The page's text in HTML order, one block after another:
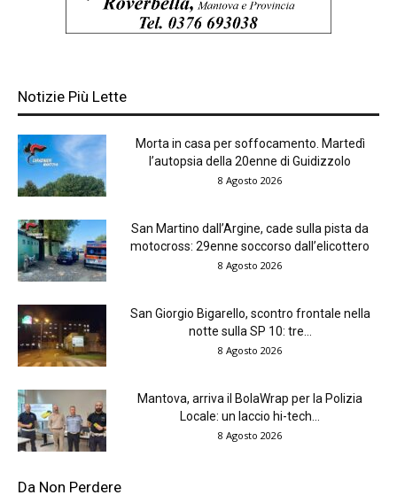
Notizie Più Lette
Morta in casa per soffocamento. Martedì
l’autopsia della 20enne di Guidizzolo
8 Agosto 2026
San Martino dall’Argine, cade sulla pista da
motocross: 29enne soccorso dall’elicottero
8 Agosto 2026
San Giorgio Bigarello, scontro frontale nella
notte sulla SP 10: tre...
8 Agosto 2026
Mantova, arriva il BolaWrap per la Polizia
Locale: un laccio hi-tech...
8 Agosto 2026
Da Non Perdere